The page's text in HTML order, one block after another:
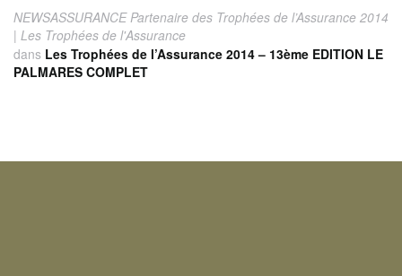
NEWSASSURANCE Partenaire des Trophées de l’Assurance 2014
| Les Trophées de l'Assurance
dans Les Trophées de l’Assurance 2014 – 13ème EDITION LE
PALMARES COMPLET